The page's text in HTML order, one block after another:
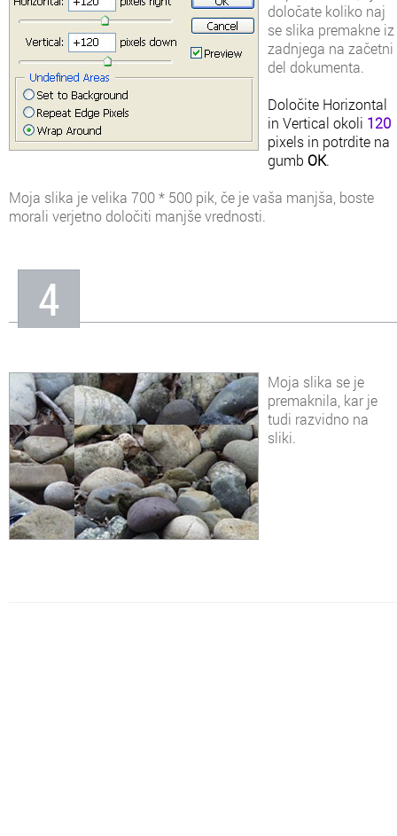
določate koliko naj
se slika premakne iz
zadnjega na začetni
del dokumenta.
Določite Horizontal
in Vertical okoli 120
pixels in potrdite na
gumb OK.
Moja slika je velika 700 * 500 pik, če je vaša manjša, boste
morali verjetno določiti manjše vrednosti.
4
Moja slika se je
premaknila, kar je
tudi razvidno na
sliki.